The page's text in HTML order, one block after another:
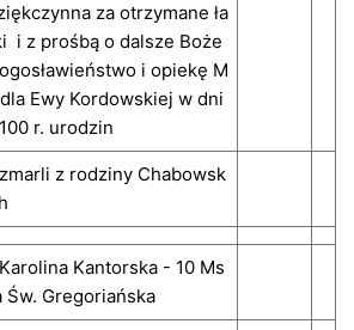
za otrzymane ła
i z prośbą o dalsze Boże
i opiekę M
Ewy Kordowskiej w dni
r. urodzin
z rodziny Chabowsk
Kantorska - 10 Ms
Św. Gregoriańska